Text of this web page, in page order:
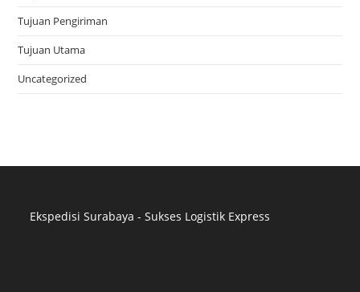
Tujuan Pengiriman
Tujuan Utama
Uncategorized
Ekspedisi Surabaya - Sukses Logistik Express